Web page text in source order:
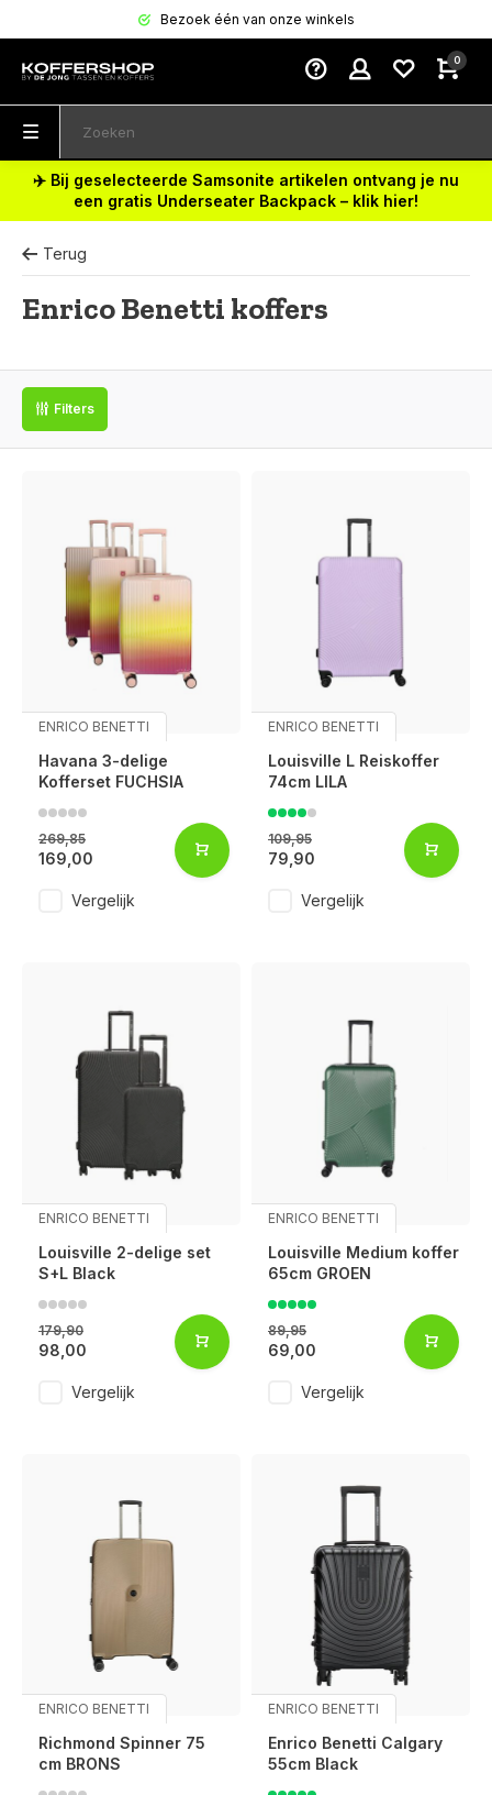
Bezoek één van onze winkels
Voor 17:00 besteld, is vandaag verzonden (ma-vr)
0
✈️ Bij geselecteerde Samsonite artikelen ontvang je nu
een gratis Underseater Backpack – klik hier!
Terug
Enrico Benetti koffers
Filters
ENRICO BENETTI
Havana 3-delige
Kofferset FUCHSIA
269,85
169,00
Vergelijk
ENRICO BENETTI
Louisville L Reiskoffer
74cm LILA
109,95
79,90
Vergelijk
ENRICO BENETTI
Louisville 2-delige set
S+L Black
179,90
98,00
Vergelijk
ENRICO BENETTI
Louisville Medium koffer
65cm GROEN
89,95
69,00
Vergelijk
ENRICO BENETTI
Richmond Spinner 75
cm BRONS
ENRICO BENETTI
Enrico Benetti Calgary
55cm Black